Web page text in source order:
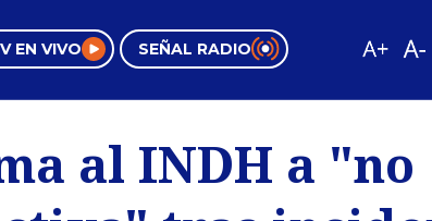
EN VIVO SEÑAL RADIO
Tendencias
Videos
al INDH a "no